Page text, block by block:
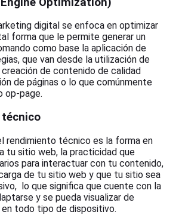
digital se enfoca en optimizar
forma que le permite generar un
como base la aplicación de
que van desde la utilización de
creación de contenido de calidad
de páginas o lo que comúnmente
op-page.
técnico
rendimiento técnico es la forma en
tu sitio web, la practicidad que
para interactuar con tu contenido,
de tu sitio web y que tu sitio sea
lo que significa que cuente con la
y se pueda visualizar de
en todo tipo de dispositivo.